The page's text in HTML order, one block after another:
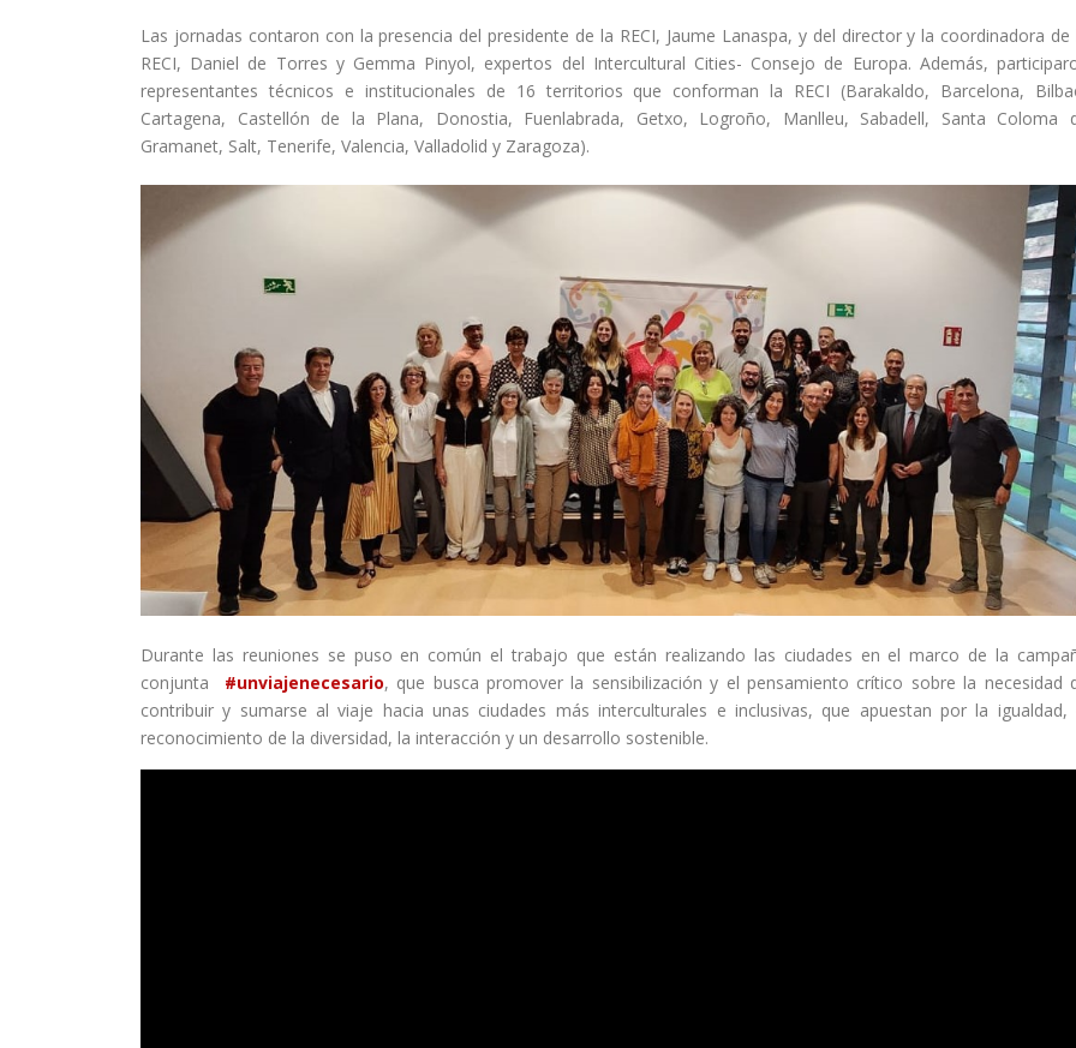
Las jornadas contaron con la presencia del presidente de la RECI, Jaume Lanaspa, y del director y la coordinadora de
RECI, Daniel de Torres y Gemma Pinyol, expertos del Intercultural Cities- Consejo de Europa. Además,
representantes técnicos e institucionales de 16 territorios que conforman la RECI (Barakaldo, Barcelona,
Cartagena, Castellón de la Plana, Donostia, Fuenlabrada, Getxo, Logroño, Manlleu, Sabadell, Santa Coloma
Gramanet, Salt, Tenerife, Valencia, Valladolid y Zaragoza).
Durante las reuniones se puso en común el trabajo que están realizando las ciudades en el marco de la
conjunta
#unviajenecesario, que busca promover la sensibilización y el pensamiento crítico sobre la necesidad
contribuir y sumarse al viaje hacia unas ciudades más interculturales e inclusivas, que apuestan por la igualdad,
reconocimiento de la diversidad, la interacción y un desarrollo sostenible.